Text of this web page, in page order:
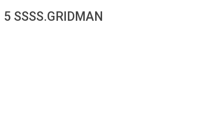
5 SSSS.GRIDMAN